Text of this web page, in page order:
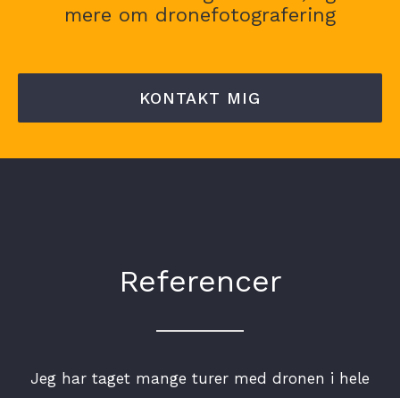
mere om dronefotografering
KONTAKT MIG
Referencer
Jeg har taget mange turer med dronen i hele